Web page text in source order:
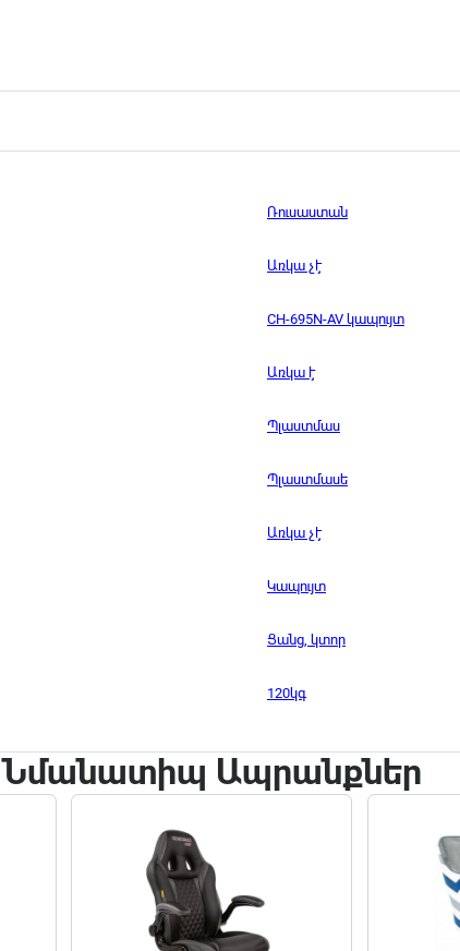
Ռուսաստան
Առկա չէ
CH-695N-AV կապույտ
Առկա է
Պլաստմաս
Պլաստմասե
Առկա չէ
Կապույտ
Ցանց, կտոր
120կգ
Նմանատիպ Ապրանքներ